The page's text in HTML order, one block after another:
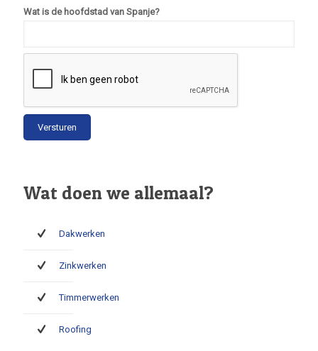
Wat is de hoofdstad van Spanje?
Wat doen we allemaal?
Dakwerken
Zinkwerken
Timmerwerken
Roofing